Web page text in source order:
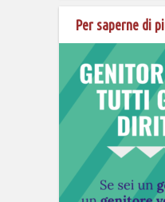
Per saperne di